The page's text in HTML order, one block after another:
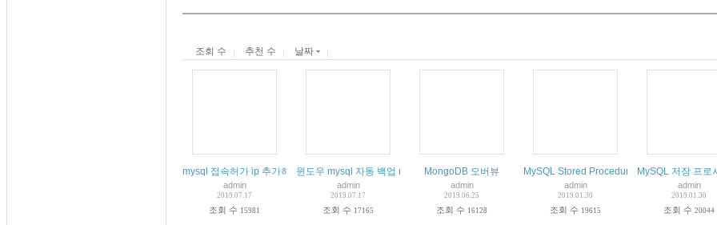
조회 수 추천 수 날짜
mysql 접속허가 ip 추가하기 간단하게 쉽게 설명
admin
2019.07.17
조회 수 15981
윈도우 mysql 자동 백업 mysql administrator 활용 스케쥴러 작성 주기적 백업
admin
2019.07.17
조회 수 17165
MongoDB 오버뷰
admin
2019.06.25
조회 수 16128
MySQL Stored Procedure 다중 값 반환
admin
2019.01.30
조회 수 19615
MySQL 저장 프로
admin
2019.01.30
조회 수 20044